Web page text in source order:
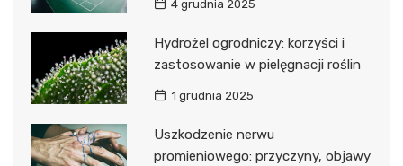
4 grudnia 2025
Hydrożel ogrodniczy: korzyści i
zastosowanie w pielęgnacji roślin
1 grudnia 2025
Uszkodzenie nerwu
promieniowego: przyczyny, objawy